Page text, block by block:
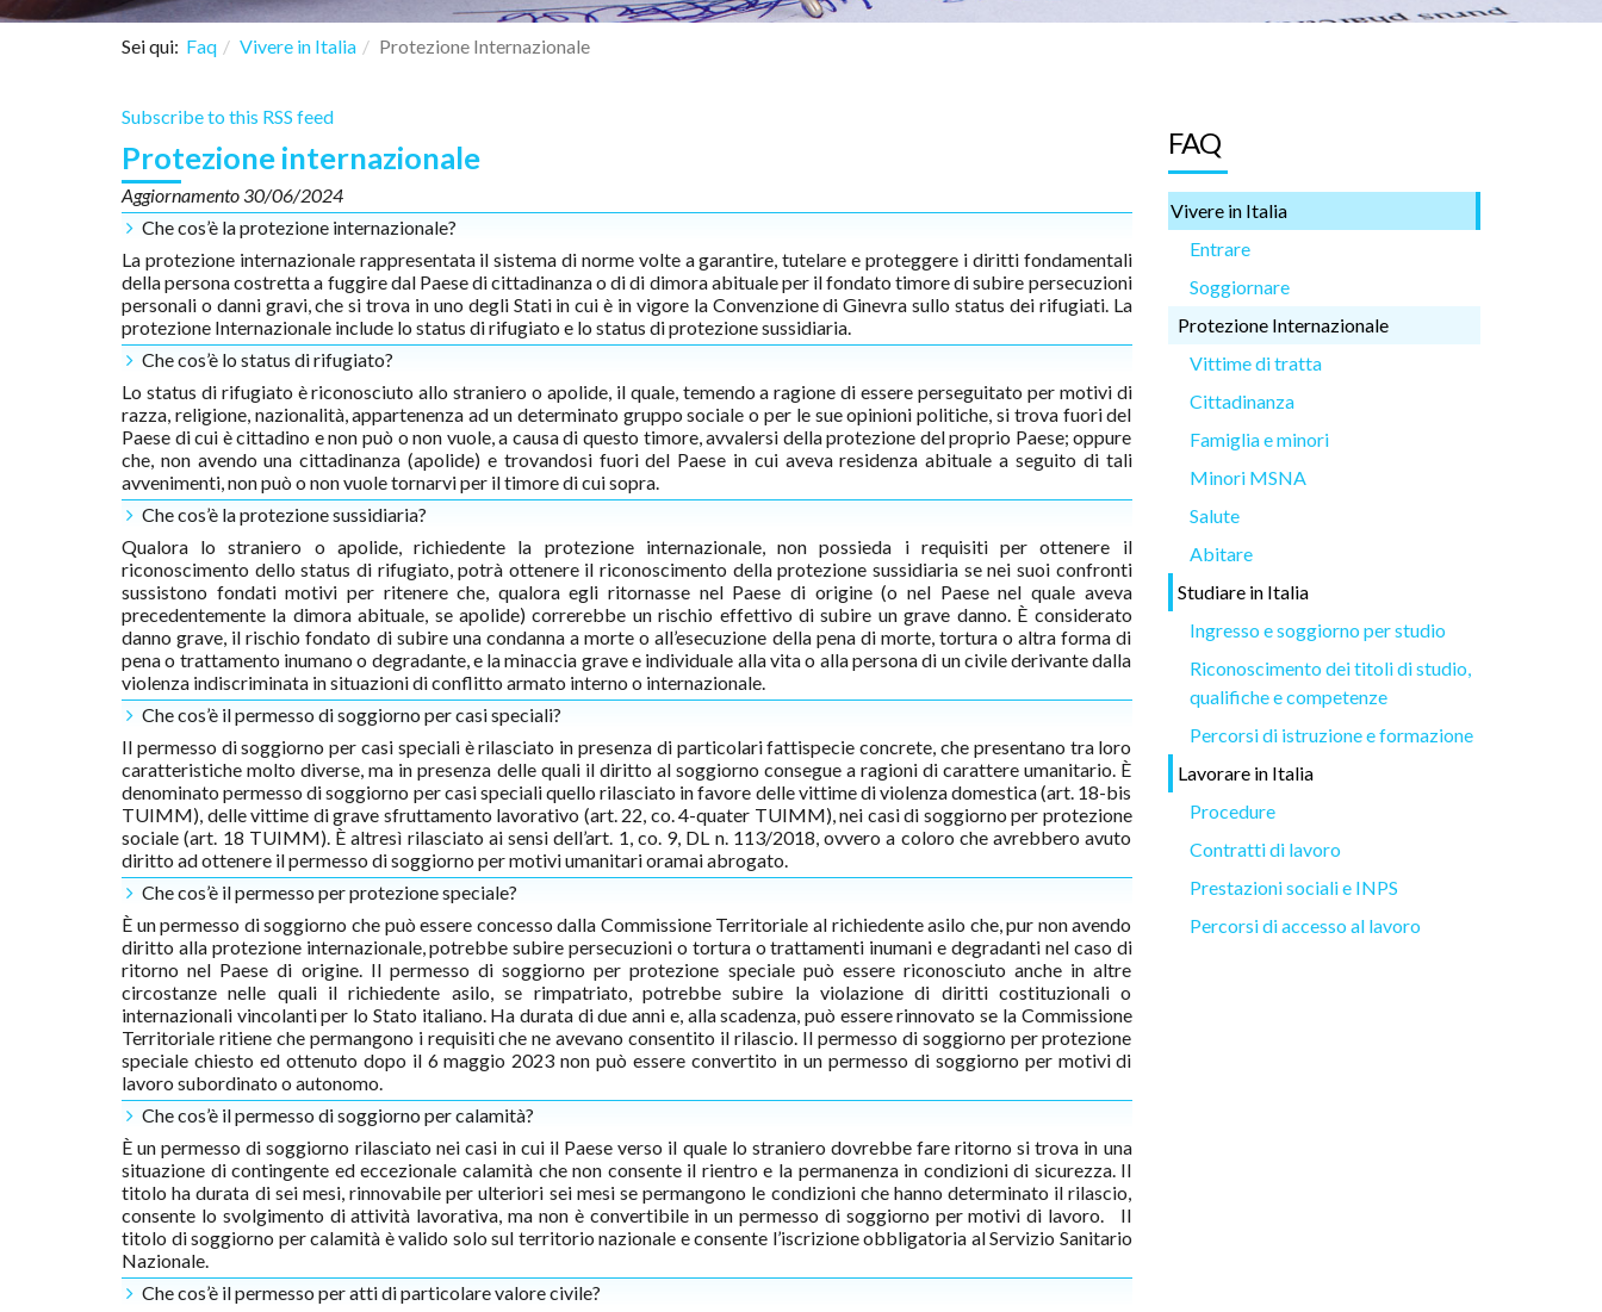
Sei qui: Faq Vivere in Italia Protezione Internazionale
Subscribe to this RSS feed
Protezione internazionale
Aggiornamento 30/06/2024
Che cos’è la protezione internazionale?
La protezione internazionale rappresentata il sistema di norme volte a garantire, tutelare e proteggere i diritti fondamentali
della persona costretta a fuggire dal Paese di cittadinanza o di di dimora abituale per il fondato timore di subire persecuzioni
personali o danni gravi, che si trova in uno degli Stati in cui è in vigore la Convenzione di Ginevra sullo status dei rifugiati. La
protezione Internazionale include lo status di rifugiato e lo status di protezione sussidiaria.
Che cos’è lo status di rifugiato?
Lo status di rifugiato è riconosciuto allo straniero o apolide, il quale, temendo a ragione di essere perseguitato per motivi di
razza, religione, nazionalità, appartenenza ad un determinato gruppo sociale o per le sue opinioni politiche, si trova fuori del
Paese di cui è cittadino e non può o non vuole, a causa di questo timore, avvalersi della protezione del proprio Paese; oppure
che, non avendo una cittadinanza (apolide) e trovandosi fuori del Paese in cui aveva residenza abituale a seguito di tali
avvenimenti, non può o non vuole tornarvi per il timore di cui sopra.
Che cos’è la protezione sussidiaria?
Qualora lo straniero o apolide, richiedente la protezione internazionale, non possieda i requisiti per ottenere il
riconoscimento dello status di rifugiato, potrà ottenere il riconoscimento della protezione sussidiaria se nei suoi confronti
sussistono fondati motivi per ritenere che, qualora egli ritornasse nel Paese di origine (o nel Paese nel quale aveva
precedentemente la dimora abituale, se apolide) correrebbe un rischio effettivo di subire un grave danno. È considerato
danno grave, il rischio fondato di subire una condanna a morte o all’esecuzione della pena di morte, tortura o altra forma di
pena o trattamento inumano o degradante, e la minaccia grave e individuale alla vita o alla persona di un civile derivante dalla
violenza indiscriminata in situazioni di conflitto armato interno o internazionale.
Che cos’è il permesso di soggiorno per casi speciali?
Il permesso di soggiorno per casi speciali è rilasciato in presenza di particolari fattispecie concrete, che presentano tra loro
caratteristiche molto diverse, ma in presenza delle quali il diritto al soggiorno consegue a ragioni di carattere umanitario. È
denominato permesso di soggiorno per casi speciali quello rilasciato in favore delle vittime di violenza domestica (art. 18-bis
TUIMM), delle vittime di grave sfruttamento lavorativo (art. 22, co. 4-quater TUIMM), nei casi di soggiorno per protezione
sociale (art. 18 TUIMM). È altresì rilasciato ai sensi dell’art. 1, co. 9, DL n. 113/2018, ovvero a coloro che avrebbero avuto
diritto ad ottenere il permesso di soggiorno per motivi umanitari oramai abrogato.
Che cos’è il permesso per protezione speciale?
È un permesso di soggiorno che può essere concesso dalla Commissione Territoriale al richiedente asilo che, pur non avendo
diritto alla protezione internazionale, potrebbe subire persecuzioni o tortura o trattamenti inumani e degradanti nel caso di
ritorno nel Paese di origine. Il permesso di soggiorno per protezione speciale può essere riconosciuto anche in altre
circostanze nelle quali il richiedente asilo, se rimpatriato, potrebbe subire la violazione di diritti costituzionali o
internazionali vincolanti per lo Stato italiano. Ha durata di due anni e, alla scadenza, può essere rinnovato se la Commissione
Territoriale ritiene che permangono i requisiti che ne avevano consentito il rilascio. Il permesso di soggiorno per protezione
speciale chiesto ed ottenuto dopo il 6 maggio 2023 non può essere convertito in un permesso di soggiorno per motivi di
lavoro subordinato o autonomo.
Che cos’è il permesso di soggiorno per calamità?
È un permesso di soggiorno rilasciato nei casi in cui il Paese verso il quale lo straniero dovrebbe fare ritorno si trova in una
situazione di contingente ed eccezionale calamità che non consente il rientro e la permanenza in condizioni di sicurezza. Il
titolo ha durata di sei mesi, rinnovabile per ulteriori sei mesi se permangono le condizioni che hanno determinato il rilascio,
consente lo svolgimento di attività lavorativa, ma non è convertibile in un permesso di soggiorno per motivi di lavoro. Il
titolo di soggiorno per calamità è valido solo sul territorio nazionale e consente l’iscrizione obbligatoria al Servizio Sanitario
Nazionale.
Che cos’è il permesso per atti di particolare valore civile?
FAQ
Vivere in Italia
Entrare
Soggiornare
Protezione Internazionale
Vittime di tratta
Cittadinanza
Famiglia e minori
Minori MSNA
Salute
Abitare
Studiare in Italia
Ingresso e soggiorno per studio
Riconoscimento dei titoli di studio,
qualifiche e competenze
Percorsi di istruzione e formazione
Lavorare in Italia
Procedure
Contratti di lavoro
Prestazioni sociali e INPS
Percorsi di accesso al lavoro